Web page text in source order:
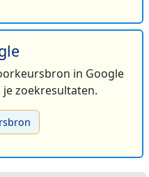
in Google
zoekresultaten.